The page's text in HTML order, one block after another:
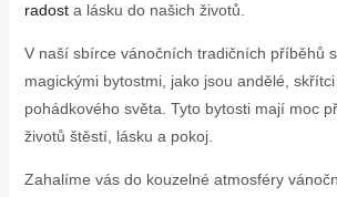
radost⁢ a lásku do našich životů.
V naší sbírce vánočních tradičních příběhů
magickými‌ bytostmi, jako jsou andělé,⁤
pohádkového světa. Tyto bytosti ⁤mají moc
životů štěstí, lásku​ a pokoj.
Zahalíme vás do kouzelné atmosféry